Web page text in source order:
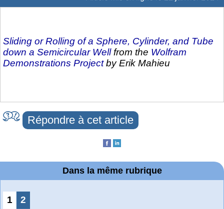
Sliding or Rolling of a Sphere, Cylinder, and Tube
down a Semicircular Wellfrom the Wolfram
Demonstrations Projectby Erik Mahieu
Répondre à cet article
Dans la même rubrique
1 2